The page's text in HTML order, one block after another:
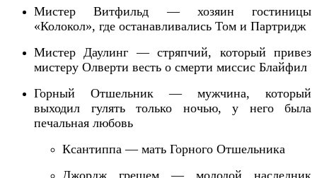
Мистер Витфильд — хозяин гостиницы
«Колокол», где останавливались Том и Партридж
Мистер Даулинг — стряпчий, который привез
мистеру Олверти весть о смерти миссис Блайфил
Горный Отшельник — мужчина, который
выходил гулять только ночью, у него была
печальная любовь
Ксантиппа — мать Горного Отшельника